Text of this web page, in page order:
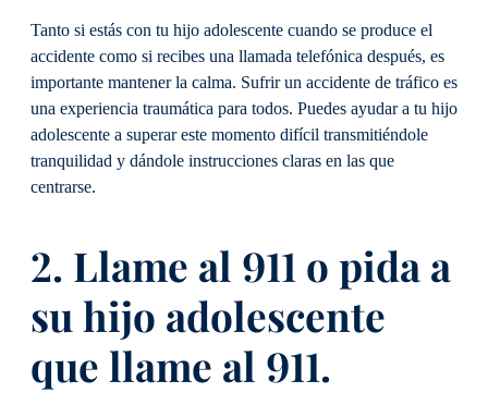
Tanto si estás con tu hijo adolescente cuando se produce el
accidente como si recibes una llamada telefónica después, es
importante mantener la calma. Sufrir un accidente de tráfico es
una experiencia traumática para todos. Puedes ayudar a tu hijo
adolescente a superar este momento difícil transmitiéndole
tranquilidad y dándole instrucciones claras en las que
centrarse.
2. Llame al 911 o pida a
su hijo adolescente
que llame al 911.